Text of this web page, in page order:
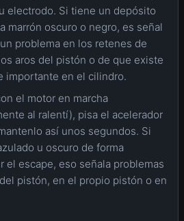
electrodo. Si tiene un depósito
marrón oscuro o negro, es señal
problema en los retenes de
aros del pistón o de que existe
importante en el cilindro.
el motor en marcha
al ralentí), pisa el acelerador
así unos segundos. Si
u oscuro de forma
el escape, eso señala problemas
pistón, en el propio pistón o en